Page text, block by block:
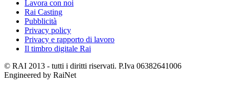
Lavora con noi
Rai Casting
Pubblicità
Privacy policy
Privacy e rapporto di lavoro
Il timbro digitale Rai
© RAI 2013 - tutti i diritti riservati. P.Iva 06382641006
Engineered by RaiNet